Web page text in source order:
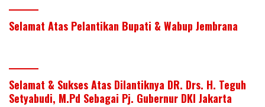
Selamat Atas Pelantikan Bupati & Wabup Jembrana
Selamat & Sukses Atas Dilantiknya DR. Drs. H. Teguh
Setyabudi, M.Pd Sebagai Pj. Gubernur DKI Jakarta